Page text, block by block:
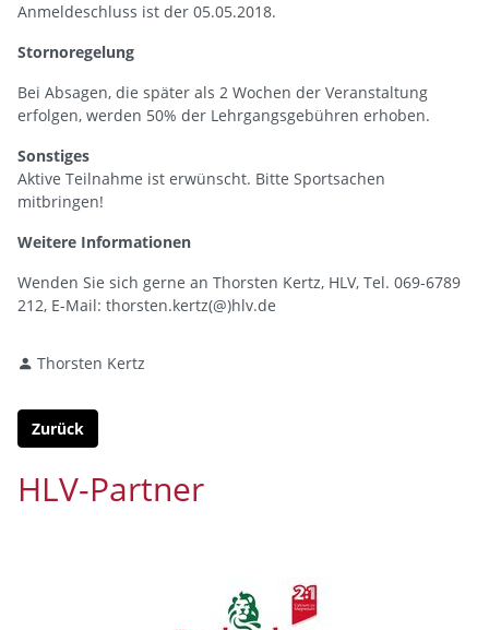
Anmeldeschluss ist der 05.05.2018.
Stornoregelung
Bei Absagen, die später als 2 Wochen der Veranstaltung
erfolgen, werden 50% der Lehrgangsgebühren erhoben.
Sonstiges
Aktive Teilnahme ist erwünscht. Bitte Sportsachen
mitbringen!
Weitere Informationen
Wenden Sie sich gerne an Thorsten Kertz, HLV, Tel. 069-6789
212, E-Mail: thorsten.kertz(@)hlv.de
Thorsten Kertz
Zurück
HLV-Partner